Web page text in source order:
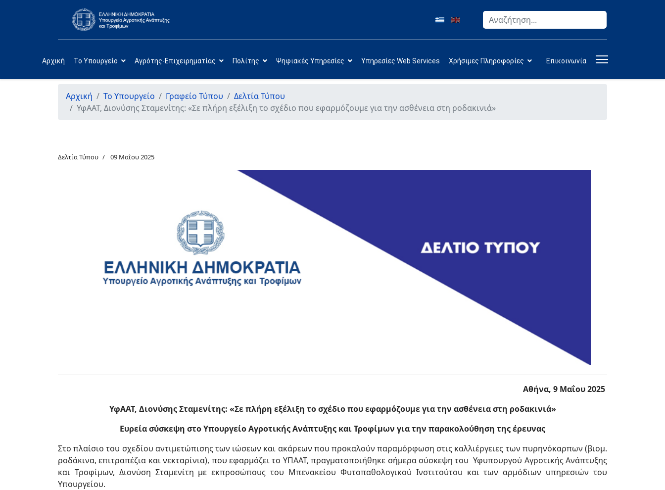
Αναζήτηση
Αρχική Το Υπουργείο Αγρότης-Επιχειρηματίας Πολίτης Ψηφιακές Υπηρεσίες Υπηρεσίες Web Services Χρήσιμες Πληροφορίες Επικοινωνία
Αρχική Το Υπουργείο Γραφείο Τύπου
Δελτία Τύπου
ΥφΑΑΤ, Διονύσης Σταμενίτης: «Σε πλήρη εξέλιξη το σχέδιο που εφαρμόζουμε για την ασθένεια στη ροδακινιά»
Δελτία Τύπου 09 Μαΐου 2025
Αθήνα, 9 Μαΐου 2025
ΥφΑΑΤ, Διονύσης Σταμενίτης: «Σε πλήρη εξέλιξη το σχέδιο που εφαρμόζουμε για την ασθένεια στη ροδακινιά»
Ευρεία σύσκεψη στο Υπουργείο Αγροτικής Ανάπτυξης και Τροφίμων για την παρακολούθηση της έρευνας
Στο πλαίσιο του σχεδίου αντιμετώπισης των ιώσεων και ακάρεων που προκαλούν παραμόρφωση στις καλλιέργειες των πυρηνόκαρπων (βιομ.
ροδάκινα, επιτραπέζια και νεκταρίνια), που εφαρμόζει το ΥΠΑΑΤ, πραγματοποιήθηκε σήμερα σύσκεψη του Υφυπουργού Αγροτικής Ανάπτυξης
και Τροφίμων, Διονύση Σταμενίτη με εκπροσώπους του Μπενακείου Φυτοπαθολογικού Ινστιτούτου και των αρμόδιων υπηρεσιών του
Υπουργείου.